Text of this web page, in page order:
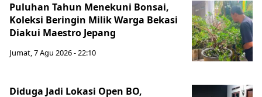
Puluhan Tahun Menekuni Bonsai,
Koleksi Beringin Milik Warga Bekasi
Diakui Maestro Jepang
Jumat, 7 Agu 2026 - 22:10
Diduga Jadi Lokasi Open BO,